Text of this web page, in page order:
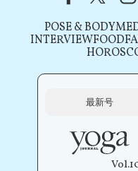
POSE & BODY
INTERVIEWFOOD
最新号